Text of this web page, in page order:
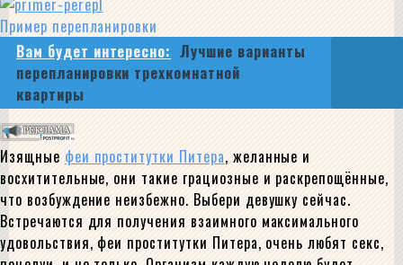
Пример перепланировки
Вам будет интересно: Лучшие варианты
перепланировки трехкомнатной
квартиры
Изящные феи проститутки Питера, желанные и
восхитительные, они такие грациозные и раскрепощённые,
что возбуждение неизбежно. Выбери девушку сейчас.
Встречаются для получения взаимного максимального
удовольствия, феи проститутки Питера, очень любят секс,